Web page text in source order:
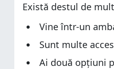
Există destul de
Vine într-un
Sunt multe
Ai două opțiuni